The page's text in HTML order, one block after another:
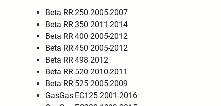
Beta RR 250 2005-2007
Beta RR 350 2011-2014
Beta RR 400 2005-2012
Beta RR 450 2005-2012
Beta RR 498 2012
Beta RR 520 2010-2011
Beta RR 525 2005-2009
GasGas EC125 2001-2016